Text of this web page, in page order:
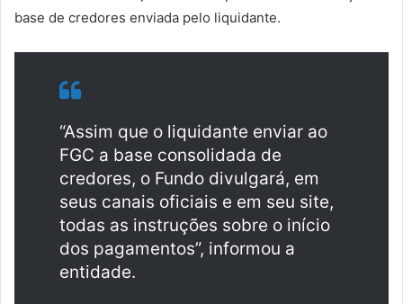
base de credores enviada pelo liquidante.
“Assim que o liquidante enviar ao
FGC a base consolidada de
credores, o Fundo divulgará, em
seus canais oficiais e em seu site,
todas as instruções sobre o início
dos pagamentos”, informou a
entidade.